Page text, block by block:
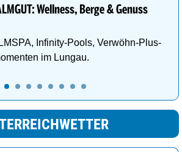
Wellness, Berge & Genuss
Infinity-Pools, Verwöhn-Plus-
im Lungau.